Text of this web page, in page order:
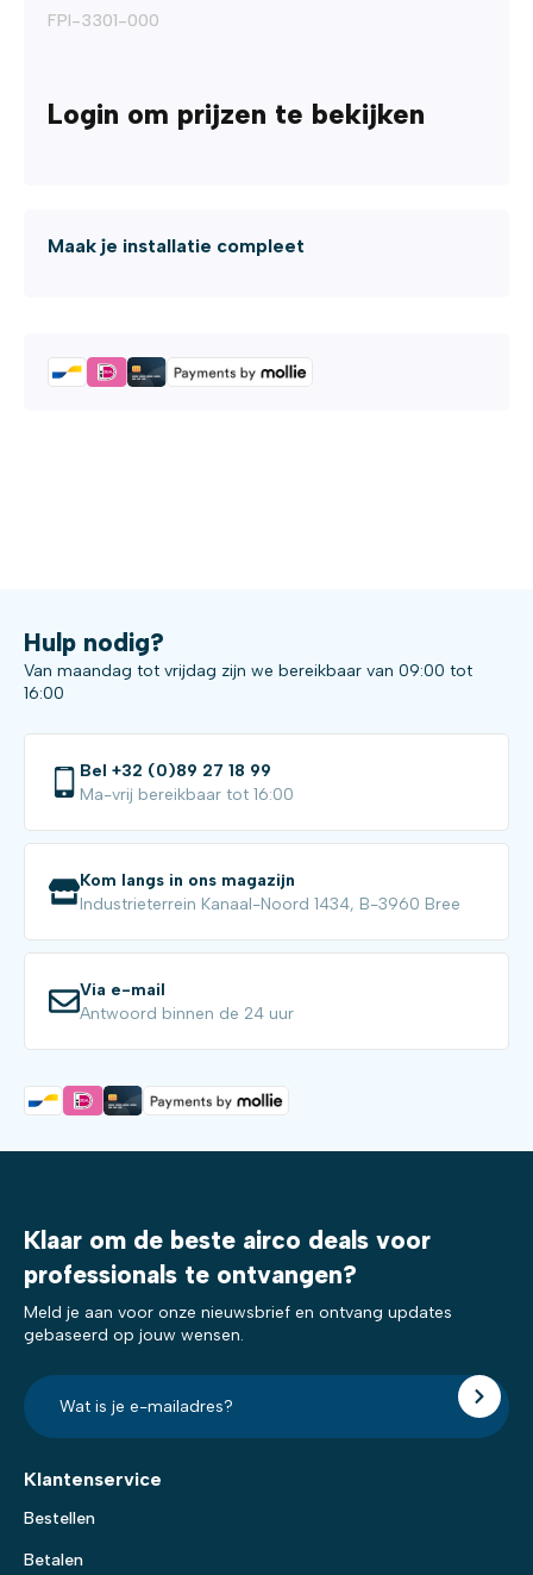
FPI-3301-000
Login om prijzen te bekijken
Maak je installatie compleet
Hulp nodig?
Van maandag tot vrijdag zijn we bereikbaar van 09:00 tot
16:00
Bel +32 (0)89 27 18 99
Ma-vrij bereikbaar tot 16:00
Kom langs in ons magazijn
Industrieterrein Kanaal-Noord 1434, B-3960 Bree
Via e-mail
Antwoord binnen de 24 uur
Klaar om de beste airco deals voor
professionals te ontvangen?
Meld je aan voor onze nieuwsbrief en ontvang updates
gebaseerd op jouw wensen.
E-
mailadres?
*
Klantenservice
Bestellen
Betalen